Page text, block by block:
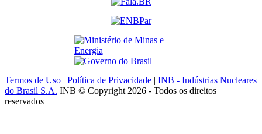
Termos de Uso | Política de Privacidade | INB - Indústrias Nucleares
do Brasil S.A. INB © Copyright 2026 - Todos os direitos
reservados